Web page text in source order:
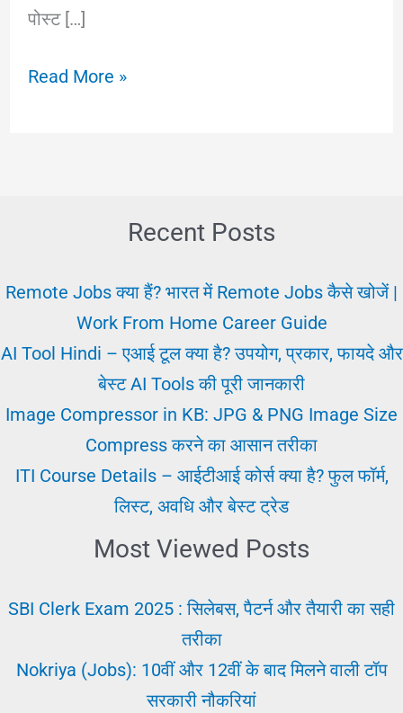
पोस्ट […]
Paisa
या
के
पैसा
Read More »
Recent Posts
Remote Jobs क्या हैं? भारत में Remote Jobs कैसे खोजें |
Work From Home Career Guide
AI Tool Hindi – एआई टूल क्या है? उपयोग, प्रकार, फायदे और
बेस्ट AI Tools की पूरी जानकारी
Image Compressor in KB: JPG & PNG Image Size
Compress करने का आसान तरीका
ITI Course Details – आईटीआई कोर्स क्या है? फुल फॉर्म,
लिस्ट, अवधि और बेस्ट ट्रेड
Most Viewed Posts
SBI Clerk Exam 2025 : सिलेबस, पैटर्न और तैयारी का सही
तरीका
Nokriya (Jobs): 10वीं और 12वीं के बाद मिलने वाली टॉप
सरकारी नौकरियां